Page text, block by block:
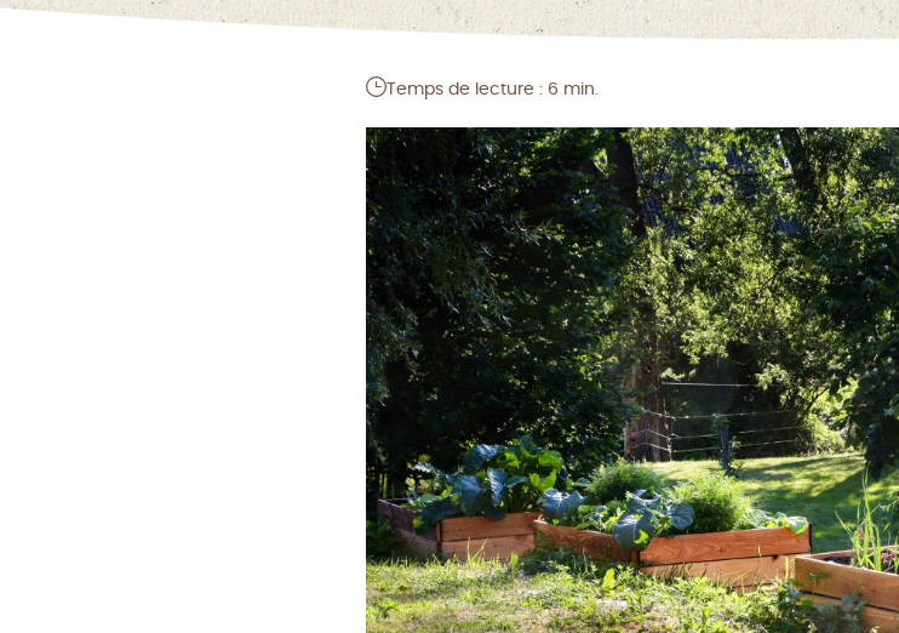
Temps de lecture : 6 min.